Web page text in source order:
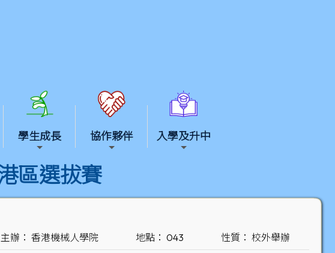
學生成長 協作夥伴 入學及升中
區選拔賽
主辦： 香港機械人學院 地點： 043 性質： 校外舉辦